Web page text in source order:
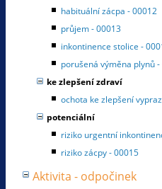
habituální zácpa - 00012
průjem - 00013
inkontinence stolice -
porušená výměna plynů
ke zlepšení zdraví
ochota ke zlepšení
potenciální
riziko urgentní
riziko zácpy - 00015
Aktivita - odpočinek